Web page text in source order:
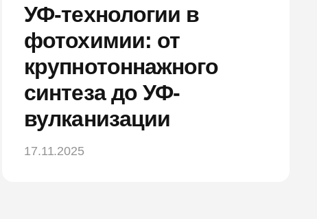
УФ-технологии в
фотохимии: от
крупнотоннажного
синтеза до УФ-
вулканизации
17.11.2025